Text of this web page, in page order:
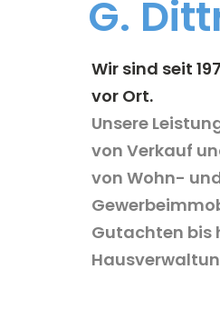
G.
Wir sind seit
vor Ort.
Unsere
von Verkauf
von Wohn-
Gutachten bis